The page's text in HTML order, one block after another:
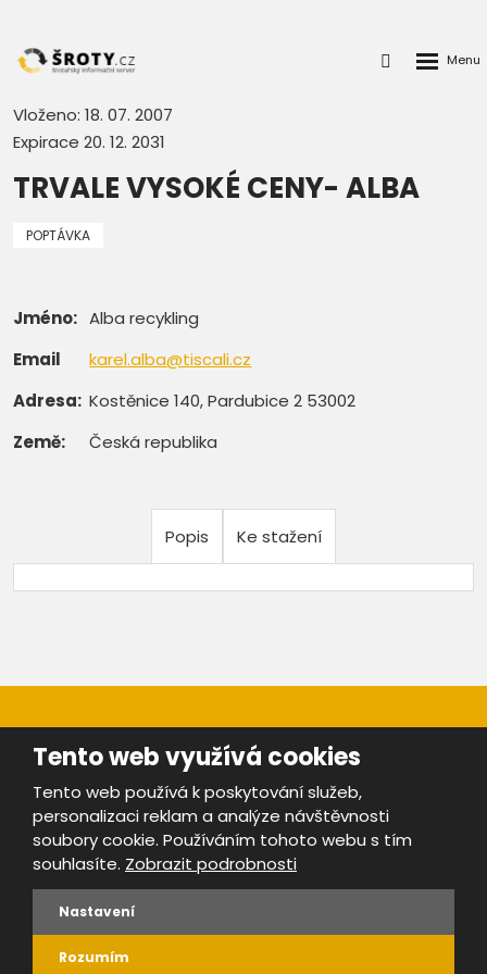
Přihlášení
Vloženo: 18. 07. 2007
Expirace 20. 12. 2031
TRVALE VYSOKÉ CENY- ALBA
POPTÁVKA
Jméno: Alba recykling
Email
karel.alba@tiscali.cz
Adresa: Kostěnice 140, Pardubice 2 53002
Země:
Česká republika
Popis Ke stažení
Provozovatel portálu ŠROTY.cz je
Mapa stránek |Bezpečnost a ochrana osobních údajů
Podmínky použití
Tento web využívá cookies
Tento web používá k poskytování služeb,
personalizaci reklam a analýze návštěvnosti
soubory cookie. Používáním tohoto webu s tím
souhlasíte. Zobrazit podrobnosti
Nastavení
Rozumím